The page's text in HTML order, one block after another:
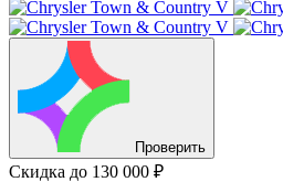
Проверить
Скидка до 130 000 ₽